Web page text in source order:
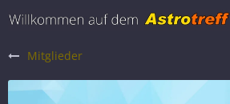
Mitglieder